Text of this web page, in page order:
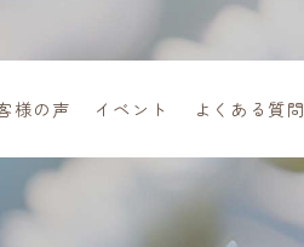
様の声 イベント よくある質問